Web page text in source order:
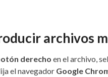
archivos
derecho en el archivo,
el navegador Google